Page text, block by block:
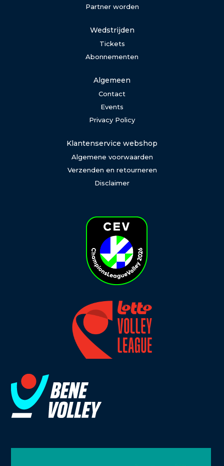
Partner worden
Wedstrijden
Tickets
Abonnementen
Algemeen
Contact
Events
Privacy Policy
Klantenservice webshop
Algemene voorwaarden
Verzenden en retourneren
Disclaimer